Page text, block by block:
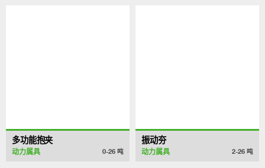
多功能抱夹
动力属具 0-26 吨
振动夯
动力属具 2-26 吨